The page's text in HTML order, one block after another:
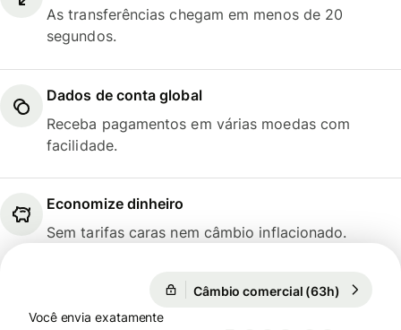
As transferências chegam em menos de 20
segundos.
Dados de conta global
Receba pagamentos em várias moedas com
facilidade.
Economize dinheiro
Sem tarifas caras nem câmbio inflacionado.
Câmbio comercial (63h)
Você envia exatamente